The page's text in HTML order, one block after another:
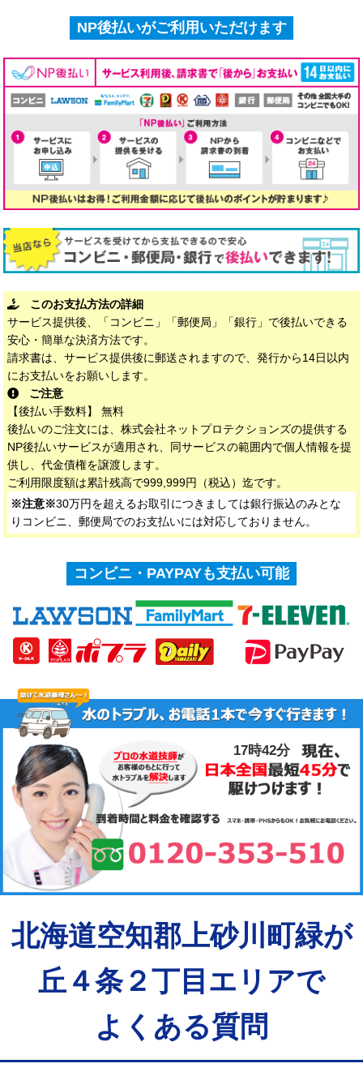
NP後払いがご利用いただけます
このお支払方法の詳細
サービス提供後、「コンビニ」「郵便局」「銀行」で後払いできる
安心・簡単な決済方法です。
請求書は、サービス提供後に郵送されますので、発行から14日以内
にお支払いをお願いします。
ご注意
【後払い手数料】 無料
後払いのご注文には、株式会社ネットプロテクションズの提供する
NP後払いサービスが適用され、同サービスの範囲内で個人情報を提
供し、代金債権を譲渡します。
ご利用限度額は累計残高で999,999円（税込）迄です。
※注意※30万円を超えるお取引につきましては銀行振込のみとな
りコンビニ、郵便局でのお支払いには対応しておりません。
コンビニ・PAYPAYも支払い可能
17時42分
北海道空知郡上砂川町緑が
丘４条２丁目エリアで
よくある質問